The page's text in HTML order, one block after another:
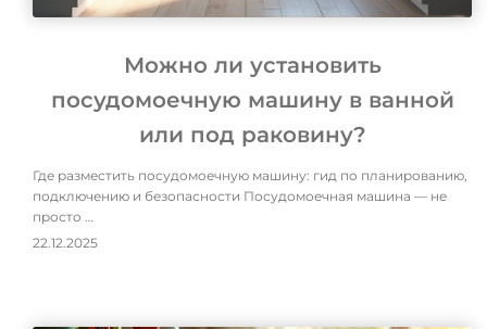
Можно ли установить
посудомоечную машину в ванной
или под раковину?
Где разместить посудомоечную машину: гид по планированию,
подключению и безопасности Посудомоечная машина — не
просто …
22.12.2025